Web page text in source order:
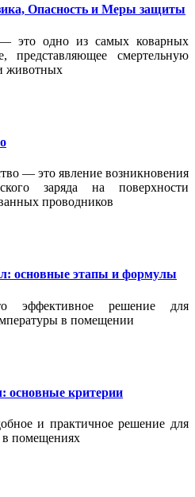
Опасность и Меры защиты
это одно из самых коварных
представляющее смертельную
животных
— это явление возникновения
заряда на поверхности
проводников
основные этапы и формулы
решение для
в помещении
основные критерии
и практичное решение для
в помещениях